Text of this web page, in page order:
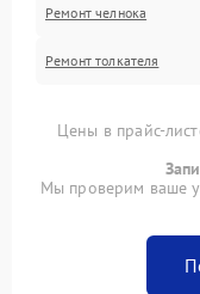
Ремонт челнока
Ремонт толкателя
Цены в прайс-
Мы проверим ваше